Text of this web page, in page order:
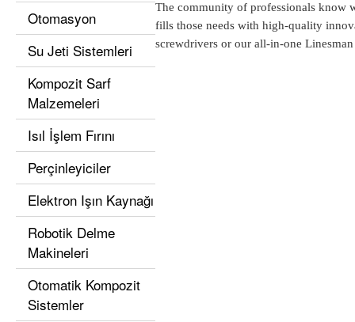
The community of professionals know
fills those needs with high-quality
screwdrivers or our all-in-one
Otomasyon
Su Jeti Sistemleri
Kompozit Sarf
Malzemeleri
Isıl İşlem Fırını
Perçinleyiciler
Elektron Işın Kaynağı
Robotik Delme
Makineleri
Otomatik Kompozit
Sistemler